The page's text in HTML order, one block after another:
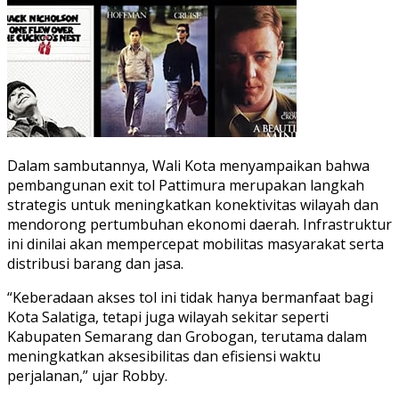
Dalam sambutannya, Wali Kota menyampaikan bahwa
pembangunan exit tol Pattimura merupakan langkah
strategis untuk meningkatkan konektivitas wilayah dan
mendorong pertumbuhan ekonomi daerah. Infrastruktur
ini dinilai akan mempercepat mobilitas masyarakat serta
distribusi barang dan jasa.
“Keberadaan akses tol ini tidak hanya bermanfaat bagi
Kota Salatiga, tetapi juga wilayah sekitar seperti
Kabupaten Semarang dan Grobogan, terutama dalam
meningkatkan aksesibilitas dan efisiensi waktu
perjalanan,” ujar Robby.